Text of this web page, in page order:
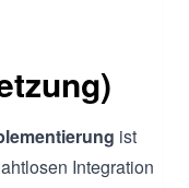
ist
Integration